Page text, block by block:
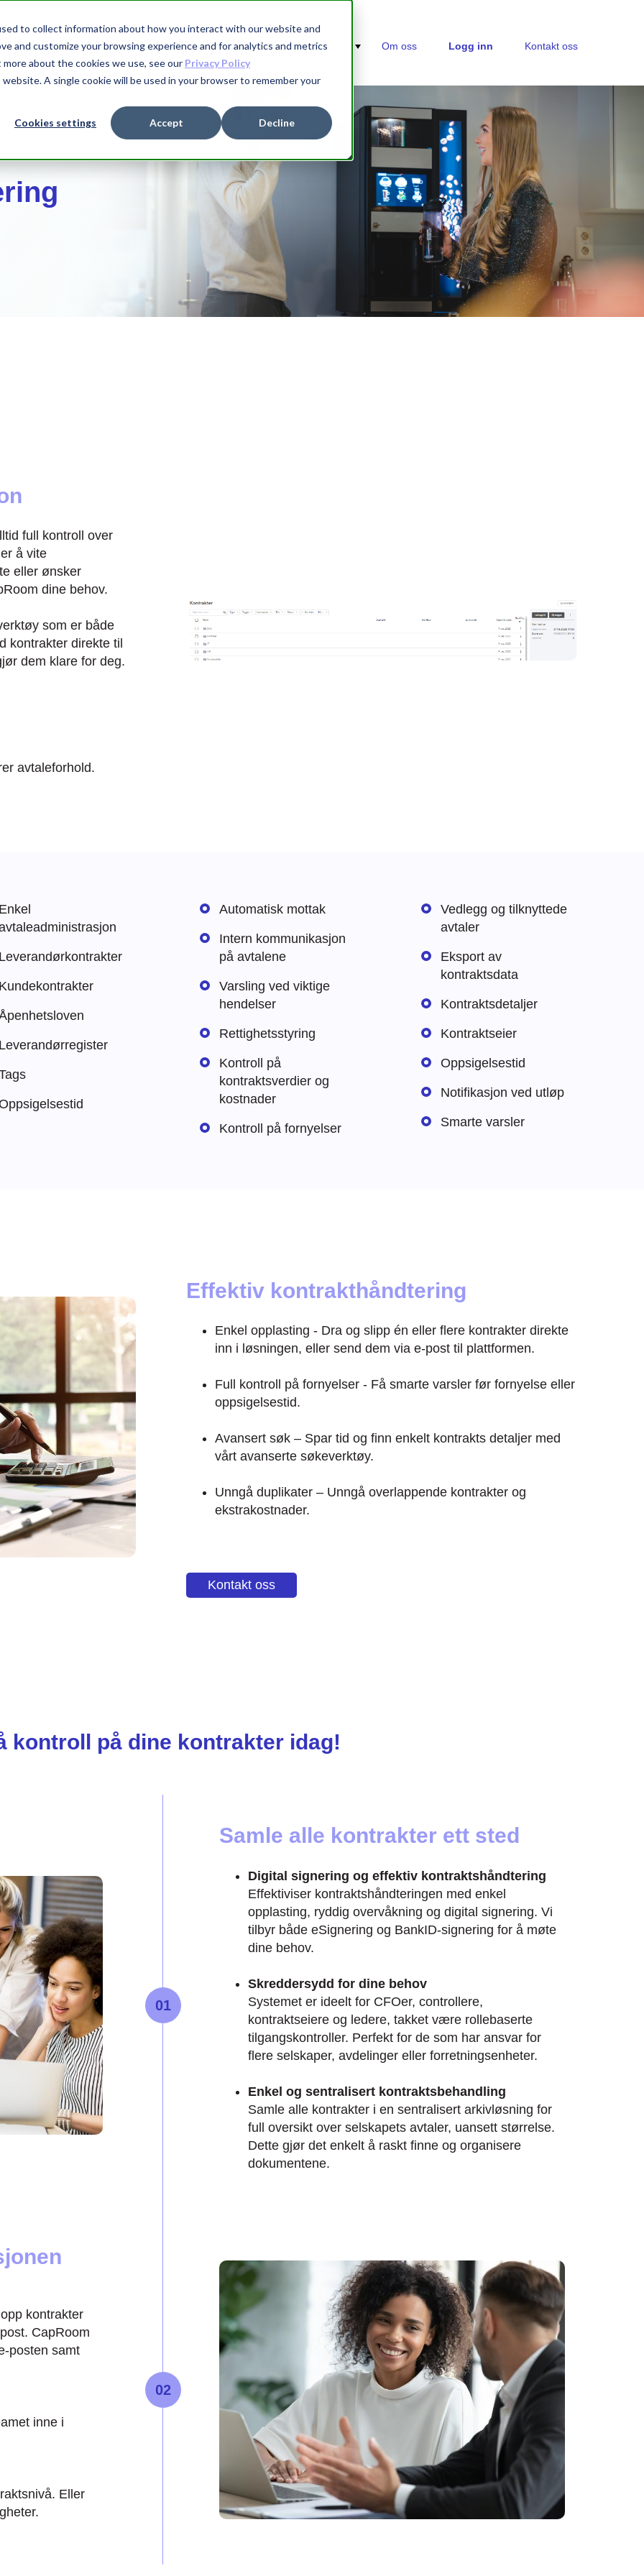
to collect information about how you interact with our website and
and customize your browsing experience and for analytics and metrics
about the cookies we use, see our Privacy Policy
A single cookie will be used in your browser to remember your
Cookies settings Accept Decline
Funksjonalitet Om oss Logg inn Kontakt oss
full kontroll over
å vite
eller ønsker
dine behov.
som er både
kontrakter direkte til
dem klare for deg.
avtaleforhold.
Automatisk mottak
Intern kommunikasjon
på avtalene
Varsling ved viktige
hendelser
Rettighetsstyring
Kontroll på
kontraktsverdier og
kostnader
Kontroll på fornyelser
Vedlegg og tilknyttede
avtaler
Eksport av
kontraktsdata
Kontraktsdetaljer
Kontraktseier
Oppsigelsestid
Notifikasjon ved utløp
Smarte varsler
Effektiv kontrakthåndtering
Enkel opplasting - Dra og slipp én eller flere kontrakter direkte
inn i løsningen, eller send dem via e-post til plattformen.
Full kontroll på fornyelser - Få smarte varsler før fornyelse eller
oppsigelsestid.
Avansert søk – Spar tid og finn enkelt kontrakts detaljer med
vårt avanserte søkeverktøy.
Unngå duplikater – Unngå overlappende kontrakter og
ekstrakostnader.
Kontakt oss
kontroll på dine kontrakter idag!
01
Samle alle kontrakter ett sted
Digital signering og effektiv kontraktshåndtering
Effektiviser kontraktshåndteringen med enkel
opplasting, ryddig overvåkning og digital signering. Vi
tilbyr både eSignering og BankID-signering for å møte
dine behov.
Skreddersydd for dine behov
Systemet er ideelt for CFOer, controllere,
kontraktseiere og ledere, takket være rollebaserte
tilgangskontroller. Perfekt for de som har ansvar for
flere selskaper, avdelinger eller forretningsenheter.
Enkel og sentralisert kontraktsbehandling
Samle alle kontrakter i en sentralisert arkivløsning for
full oversikt over selskapets avtaler, uansett størrelse.
Dette gjør det enkelt å raskt finne og organisere
dokumentene.
02
kontrakter
CapRoom
posten samt
inne i
Eller